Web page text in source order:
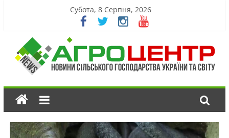
Субота, 8 Серпня, 2026